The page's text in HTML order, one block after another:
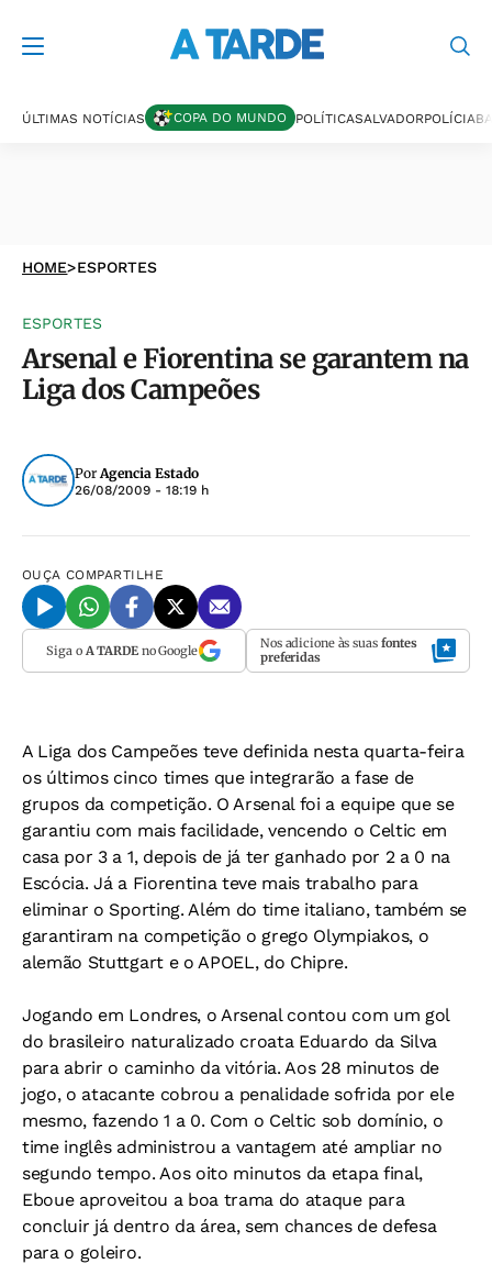
ÚLTIMAS NOTÍCIAS COPA DO MUNDO POLÍTICASALVADORPOLÍCIA
HOME>ESPORTES
ESPORTES
Arsenal e Fiorentina se garantem na
Liga dos Campeões
PorAgencia Estado
26/08/2009 - 18:19 h
OUÇA COMPARTILHE
Siga o A TARDEno Google Nos adicione às suas fontes
preferidas
A Liga dos Campeões teve definida nesta quarta-feira
os últimos cinco times que integrarão a fase de
grupos da competição. O Arsenal foi a equipe que se
garantiu com mais facilidade, vencendo o Celtic em
casa por 3 a 1, depois de já ter ganhado por 2 a 0 na
Escócia. Já a Fiorentina teve mais trabalho para
eliminar o Sporting. Além do time italiano, também se
garantiram na competição o grego Olympiakos, o
alemão Stuttgart e o APOEL, do Chipre.
Jogando em Londres, o Arsenal contou com um gol
do brasileiro naturalizado croata Eduardo da Silva
para abrir o caminho da vitória. Aos 28 minutos de
jogo, o atacante cobrou a penalidade sofrida por ele
mesmo, fazendo 1 a 0. Com o Celtic sob domínio, o
time inglês administrou a vantagem até ampliar no
segundo tempo. Aos oito minutos da etapa final,
Eboue aproveitou a boa trama do ataque para
concluir já dentro da área, sem chances de defesa
para o goleiro.